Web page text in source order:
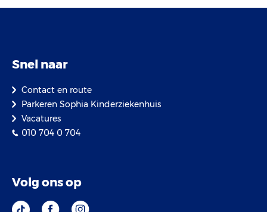
Snel naar
Contact en route
Parkeren Sophia Kinderziekenhuis
Vacatures
010 704 0 704
Volg ons op